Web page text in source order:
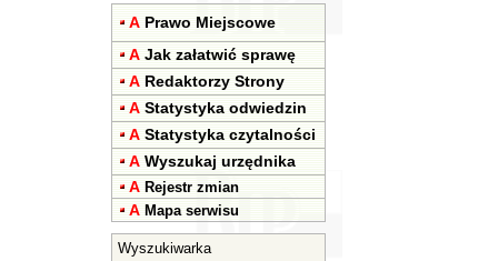
A Prawo Miejscowe
A Jak załatwić sprawę
A Redaktorzy Strony
A Statystyka odwiedzin
A Statystyka czytalności
A Wyszukaj urzędnika
A Rejestr zmian
A Mapa serwisu
Wyszukiwarka